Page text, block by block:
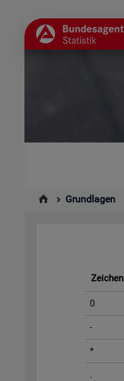
Grundlagen
Zei­chen
0
-
*
.